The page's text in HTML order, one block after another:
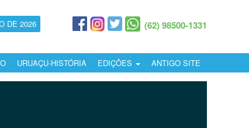
DE 2026 (62) 98500-1331
URUAÇU-HISTÓRIA EDIÇÕES ANTIGO SITE